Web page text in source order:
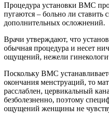
Процедура установки ВМС
пугаются – больно ли ставить
дополнительных осложнений.
Врачи утверждают, что
обычная процедура и несет
ощущений, нежели
Поскольку ВМС
окончания менструаций, то
расслаблен, цервикальный
безболезненно, поэтому
ощущений женщины не